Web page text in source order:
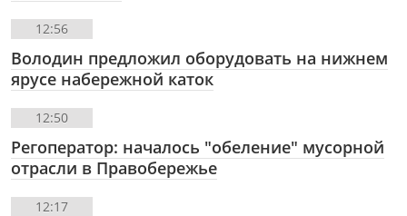
12:56
Володин предложил оборудовать на нижнем
ярусе набережной каток
12:50
Регоператор: началось "обеление" мусорной
отрасли в Правобережье
12:17